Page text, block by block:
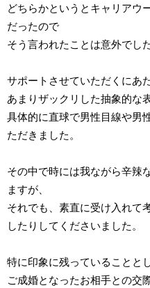
どちらかというとキャリアウ
だったので
そう言われたことは意外でした
サポートさせていただくにあた
あまりザックリした抽象的な
具体的に直球で男性目線や男
ただきました。
その中で時には我ながら辛辣
ますが、
それでも、素直に受け入れて
したりしてくださいました。
特に印象に残っていることと
ご成婚となったお相手との交